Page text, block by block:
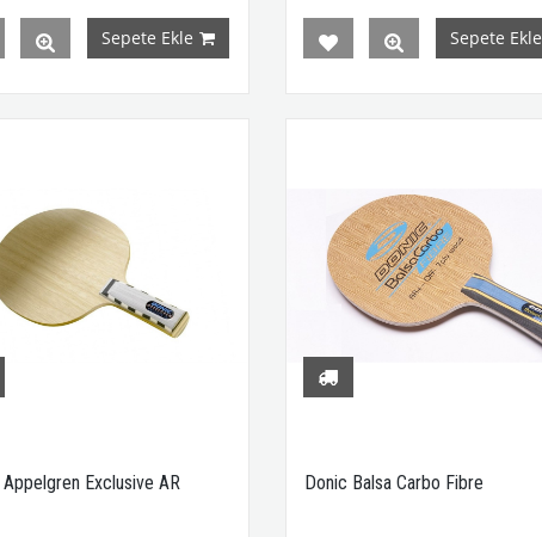
Sepete Ekle Sepete Ekle
Exclusive AR Donic Balsa Carbo Fibre